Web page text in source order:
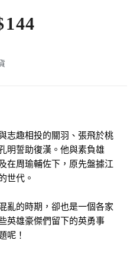
144
志趣相投的關羽、張飛於桃
明誓助復漢。他與素負雄
在周瑜輔佐下，原先盤據江
世代。
亂的時期，卻也是一個各家
英雄豪傑們留下的英勇事
呢！